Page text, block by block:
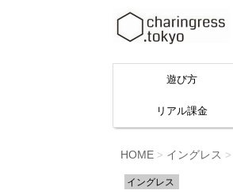
遊び方
リアル課金
HOME > イングレス >
イングレス